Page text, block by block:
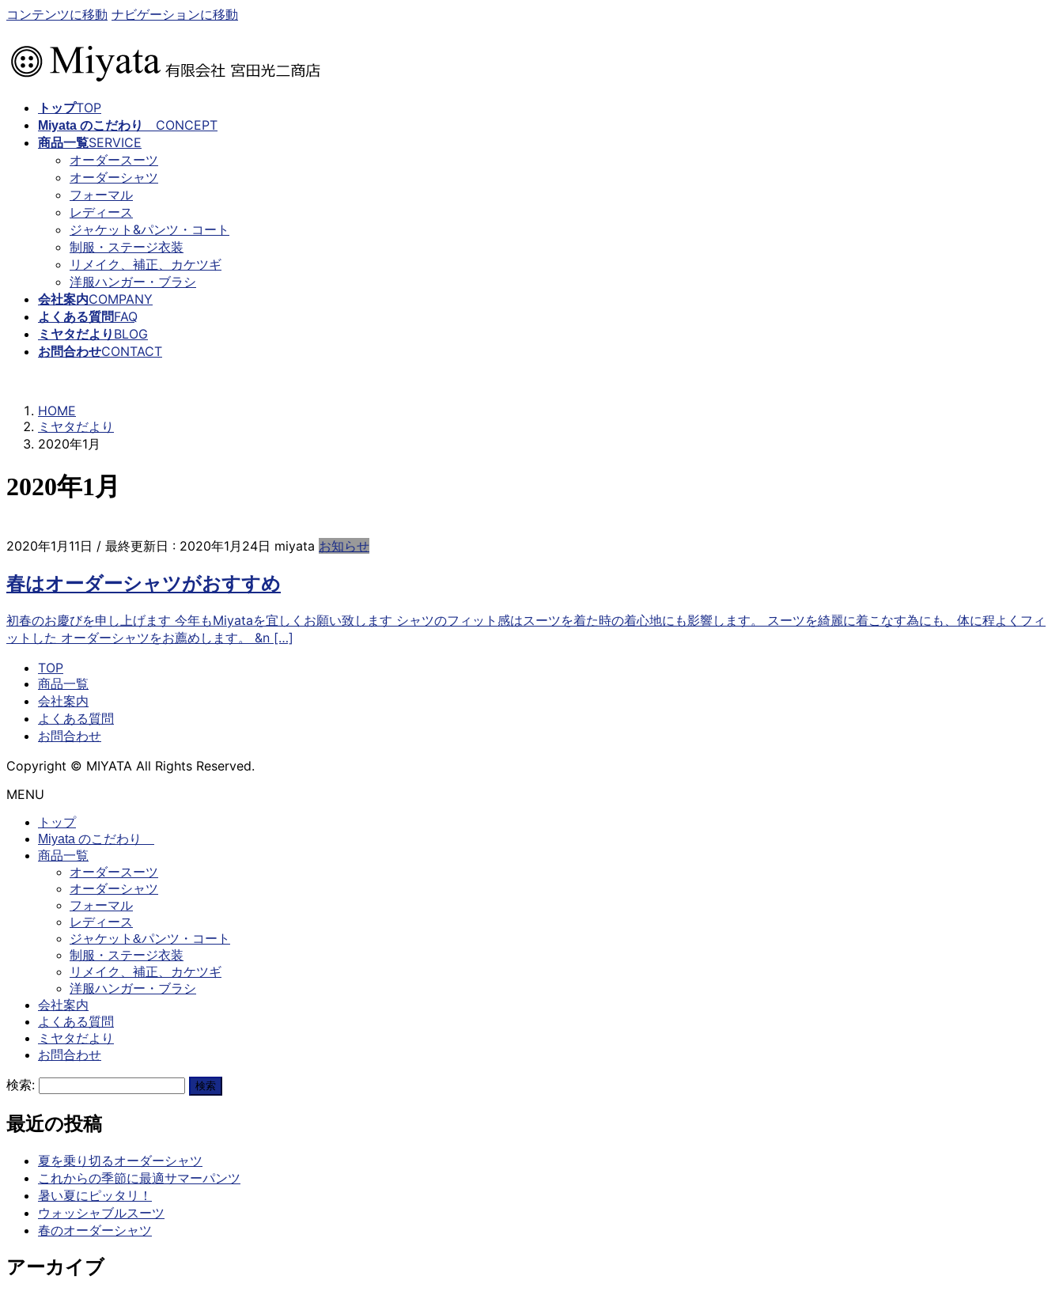
コンテンツに移動 ナビゲーションに移動
トップTOP
Miyata のこだわり CONCEPT
商品一覧SERVICE
オーダースーツ
オーダーシャツ
フォーマル
レディース
ジャケット&パンツ・コート
制服・ステージ衣装
リメイク、補正、カケツギ
洋服ハンガー・ブラシ
会社案内COMPANY
よくある質問FAQ
ミヤタだより BLOG
お問合わせCONTACT
HOME
ミヤタだより
2020年1月
2020年1月
2020年1月11日 / 最終更新日 : 2020年1月24日 miyata お知らせ
春はオーダーシャツがおすすめ
初春のお慶びを申し上げます 今年もMiyataを宜しくお願い致します シャツのフィット感はスーツを着た時の着心地にも影響します。 スーツを綺麗に着こなす為にも、体に程よくフィ
ットした オーダーシャツをお薦めします。 &n […]
TOP
商品一覧
会社案内
よくある質問
お問合わせ
Copyright © MIYATA All Rights Reserved.
MENU
トップ
Miyata のこだわり
商品一覧
オーダースーツ
オーダーシャツ
フォーマル
レディース
ジャケット&パンツ・コート
制服・ステージ衣装
リメイク、補正、カケツギ
洋服ハンガー・ブラシ
会社案内
よくある質問
ミヤタだより
お問合わせ
検索:
最近の投稿
夏を乗り切るオーダーシャツ
これからの季節に最適サマーパンツ
暑い夏にピッタリ！
ウォッシャブルスーツ
春のオーダーシャツ
アーカイブ